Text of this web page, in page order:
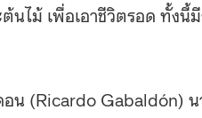
ไม้ เพื่อเอาชีวิตรอด ทั้งนี้
น (Ricardo Gabaldón)